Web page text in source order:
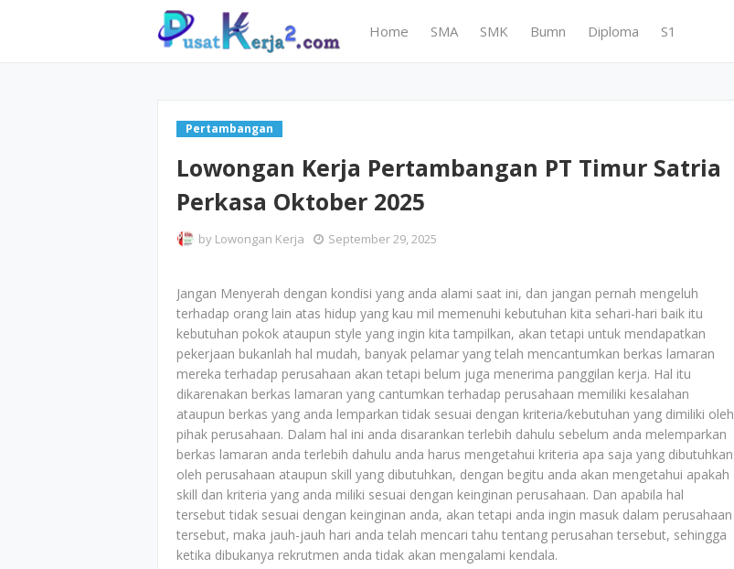
Home SMA SMK Bumn Diploma S1
Pertambangan
Lowongan Kerja Pertambangan PT Timur Satria
Perkasa Oktober 2025
by Lowongan Kerja September 29, 2025
Jangan Menyerah dengan kondisi yang anda alami saat ini, dan jangan pernah mengeluh
terhadap orang lain atas hidup yang kau mil memenuhi kebutuhan kita sehari-hari baik itu
kebutuhan pokok ataupun style yang ingin kita tampilkan, akan tetapi untuk mendapatkan
pekerjaan bukanlah hal mudah, banyak pelamar yang telah mencantumkan berkas lamaran
mereka terhadap perusahaan akan tetapi belum juga menerima panggilan kerja. Hal itu
dikarenakan berkas lamaran yang cantumkan terhadap perusahaan memiliki kesalahan
ataupun berkas yang anda lemparkan tidak sesuai dengan kriteria/kebutuhan yang dimiliki oleh
pihak perusahaan. Dalam hal ini anda disarankan terlebih dahulu sebelum anda melemparkan
berkas lamaran anda terlebih dahulu anda harus mengetahui kriteria apa saja yang dibutuhkan
oleh perusahaan ataupun skill yang dibutuhkan, dengan begitu anda akan mengetahui apakah
skill dan kriteria yang anda miliki sesuai dengan keinginan perusahaan. Dan apabila hal
tersebut tidak sesuai dengan keinginan anda, akan tetapi anda ingin masuk dalam perusahaan
tersebut, maka jauh-jauh hari anda telah mencari tahu tentang perusahan tersebut, sehingga
ketika dibukanya rekrutmen anda tidak akan mengalami kendala.